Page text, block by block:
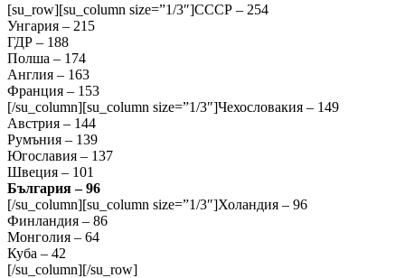
[su_row][su_column size=”1/3″]СССР – 254
Унгария – 215
ГДР – 188
Полша – 174
Англия – 163
Франция – 153
[/su_column][su_column size=”1/3″]Чехословакия – 149
Австрия – 144
Румъния – 139
Югославия – 137
Швеция – 101
България – 96
[/su_column][su_column size=”1/3″]Холандия – 96
Финландия – 86
Монголия – 64
Куба – 42
[/su_column][/su_row]